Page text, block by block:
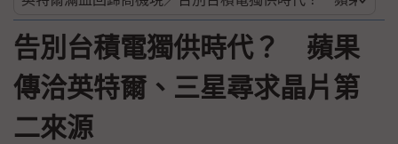
告別台積電獨供時代？ 蘋果
傳洽英特爾、三星尋求晶片第
二來源